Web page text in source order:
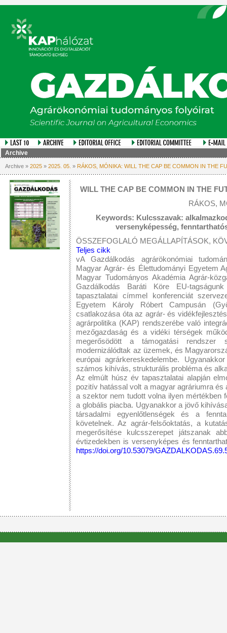
Archive
Archive » 2025 » 2025. 05. » RÁKOS, MÓNIKA: WILL THE CAP BE COMMON IN THE
WILL THE CAP BE COMMON IN THE
RÁKOS,
Keywords: Kulcsszavak:
versenyképesség,
ÖSSZEFOGLALÓ MEGÁLLAPÍTÁSOK,
Teljes cikk
vA Gazdálkodás agrárökonómiai
Magyar Agrár- és Élettudományi Egyetem
Magyar Tudományos Akadémia Agrár-
Gazdálkodás Baráti Köre EU-
tapasztalatai címmel konferenciát
Egyetem Károly Róbert Campusán
csatlakozása óta az agrár- és
agrárpolitika (KAP) rendszerébe való
mezőgazdaság és a vidéki térségek
megerősödött a támogatási rendszer
modernizálódtak az üzemek, és
európai agrárkereskedelembe.
számos kihívás, strukturális probléma és
Az elmúlt húsz év tapasztalatai alapján
pozitív hatással volt a magyar agráriumra
a szektor nem tudott volna ilyen mértékben
a globális piacba. Ugyanakkor a jövő
társadalmi egyenlőtlenségek és a
követelnek. Az agrár-felsőoktatás, a
megerősítése kulcsszerepet játszanak
évtizedekben is versenyképes és
https://doi.org/10.53079/